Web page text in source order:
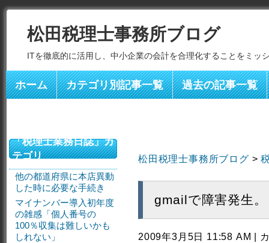
松田税理士事務所ブログ
ITを徹底的に活用し、中小企業の会計を合理化することをミッ
ホーム カテゴリ別記事一覧 過去の記事一覧
松田税理士事務所ブログ >
gmailで障害発生。
2009年3月5日 11:58 AM |
「税理士業務日誌」カ
テゴリ
他の都道府県に本店異動
した時に必要な手続き
マイナンバー導入初年度
の雑感「個人番号の
100％収集は難しいかも
しれない」